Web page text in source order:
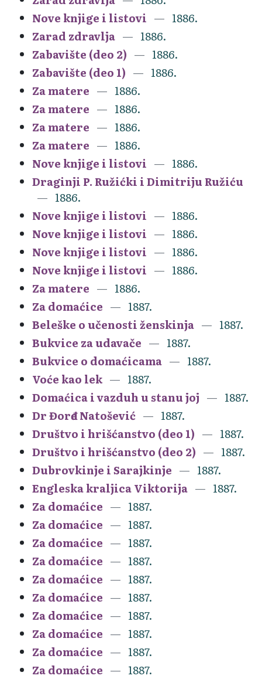
Nove knjige i listovi
1886.
Zarad zdravlja
1886.
Zabavište (deo 2)
1886.
Zabavište (deo 1)
1886.
Za matere
1886.
Za matere
1886.
Za matere
1886.
Za matere
1886.
Nove knjige i listovi
1886.
Draginji P. Ružićki i Dimitriju Ružiću
1886.
Nove knjige i listovi
1886.
Nove knjige i listovi
1886.
Nove knjige i listovi
1886.
Nove knjige i listovi
1886.
Za matere
1886.
Za domaćice
1887.
Beleške o učenosti ženskinja
1887.
Bukvice za udavače
1887.
Bukvice o domaćicama
1887.
Voće kao lek
1887.
Domaćica i vazduh u stanu joj
1887.
Dr Đorđe Natošević
1887.
Društvo i hrišćanstvo (deo 1)
1887.
Društvo i hrišćanstvo (deo 2)
1887.
Dubrovkinje i Sarajkinje
1887.
Engleska kraljica Viktorija
1887.
Za domaćice
1887.
Za domaćice
1887.
Za domaćice
1887.
Za domaćice
1887.
Za domaćice
1887.
Za domaćice
1887.
Za domaćice
1887.
Za domaćice
1887.
Za domaćice
1887.
Za domaćice
1887.